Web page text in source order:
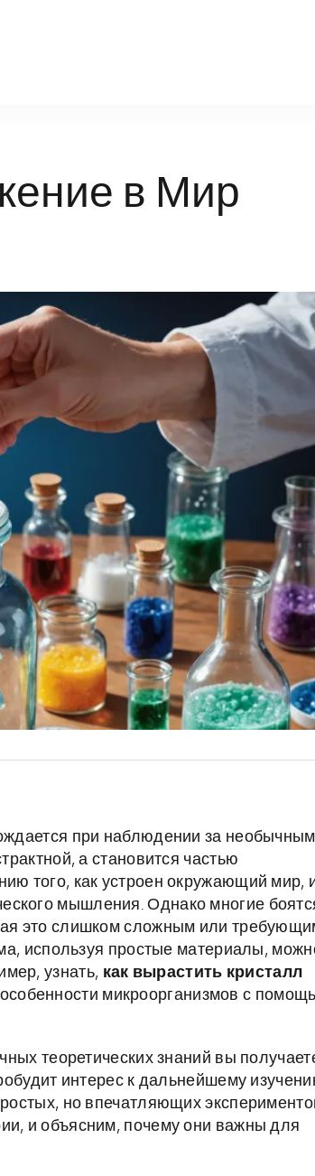
в Мир
при наблюдении за
а становится частью
того, как устроен окружающий мир,
мышления. Однако многие
это слишком сложным или
используя простые материалы,
узнать, как вырастить кристалл
микроорганизмов с
теоретических знаний вы
интерес к дальнейшему
но впечатляющих
и объясним, почему они важны для